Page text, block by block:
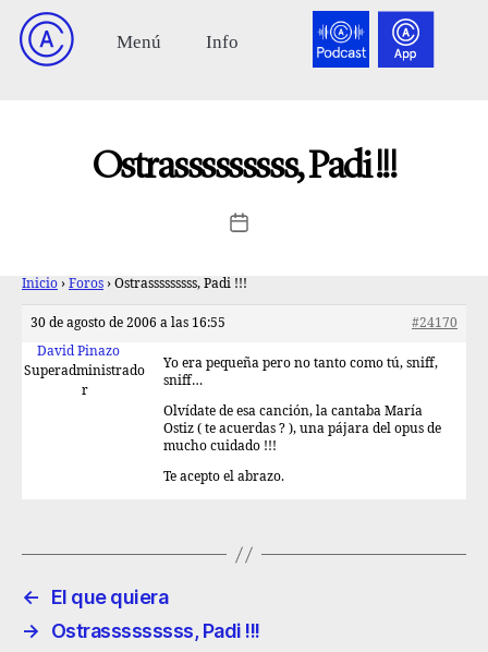
Ostrasssssssss, Padi !!!
Inicio › Foros › Ostrasssssssss, Padi !!!
30 de agosto de 2006 a las 16:55
#24170
David Pinazo
Superadministrado
r
Yo era pequeña pero no tanto como tú, sniff,
sniff…
Olvídate de esa canción, la cantaba María
Ostiz ( te acuerdas ? ), una pájara del opus de
mucho cuidado !!!
Te acepto el abrazo.
←
El que quiera
→
Ostrasssssssss, Padi !!!